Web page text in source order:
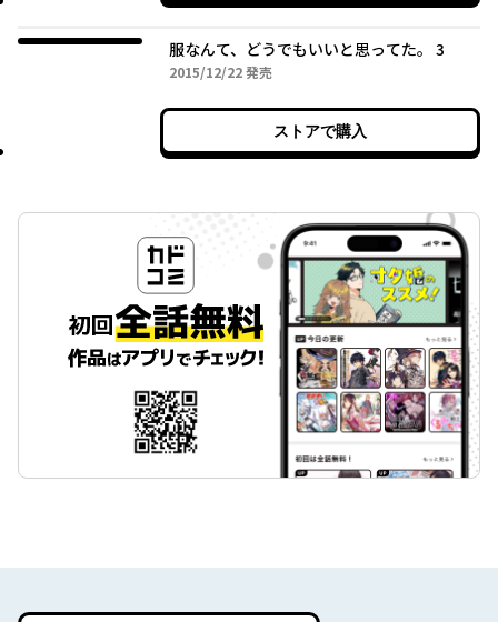
服なんて、どうでもいいと思ってた。 3
2015/12/222015年12月22日
発売
ストアで購入